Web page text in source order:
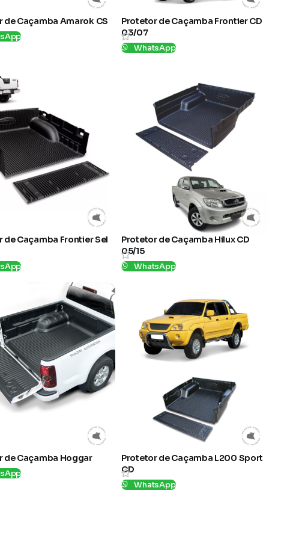
de Caçamba Amarok CS
Protetor de Caçamba Frontier CD
03/07
WhatsApp
de Caçamba Frontier Sel
Protetor de Caçamba Hilux CD
05/15
WhatsApp
de Caçamba Hoggar
Protetor de Caçamba L200 Sport
CD
WhatsApp